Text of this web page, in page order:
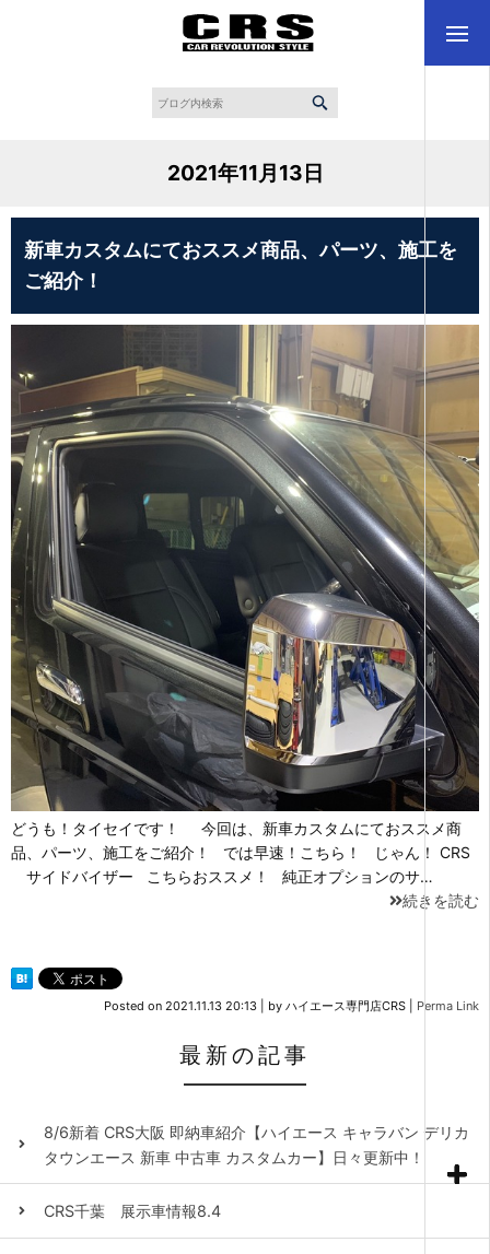
2021年11月13日
新車カスタムにておススメ商品、パーツ、施工を
ご紹介！
どうも！タイセイです！ 今回は、新車カスタムにておススメ商
品、パーツ、施工をご紹介！ では早速！こちら！ じゃん！ CRS
サイドバイザー こちらおススメ！ 純正オプションのサ…
続きを読む
Posted on 2021.11.13 20:13 by ハイエース専門店CRS Perma Link
最新の記事
8/6新着 CRS大阪 即納車紹介【ハイエース キャラバン デリカ
タウンエース 新車 中古車 カスタムカー】日々更新中！
CRS千葉 展示車情報8.4